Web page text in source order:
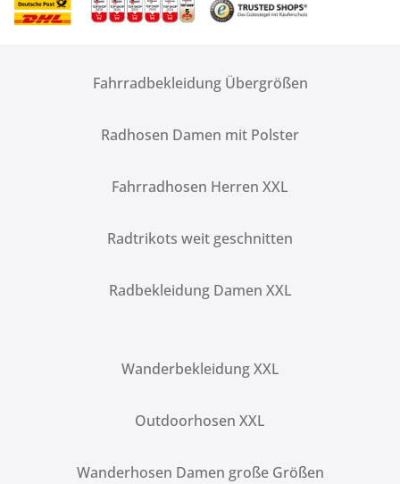
Fahrradbekleidung Übergrößen
Radhosen Damen mit Polster
Fahrradhosen Herren XXL
Radtrikots weit geschnitten
Radbekleidung Damen XXL
Wanderbekleidung XXL
Outdoorhosen XXL
Wanderhosen Damen große Größen